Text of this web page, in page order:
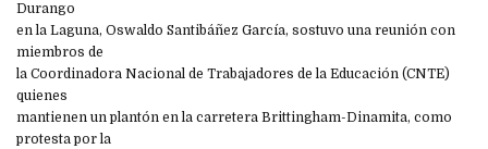
Durango
en la Laguna, Oswaldo Santibáñez García, sostuvo una reunión con
miembros de
la Coordinadora Nacional de Trabajadores de la Educación (CNTE)
quienes
mantienen un plantón en la carretera Brittingham-Dinamita, como
protesta por la